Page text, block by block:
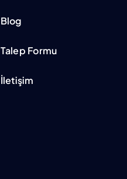
Blog
Talep Formu
İletişim